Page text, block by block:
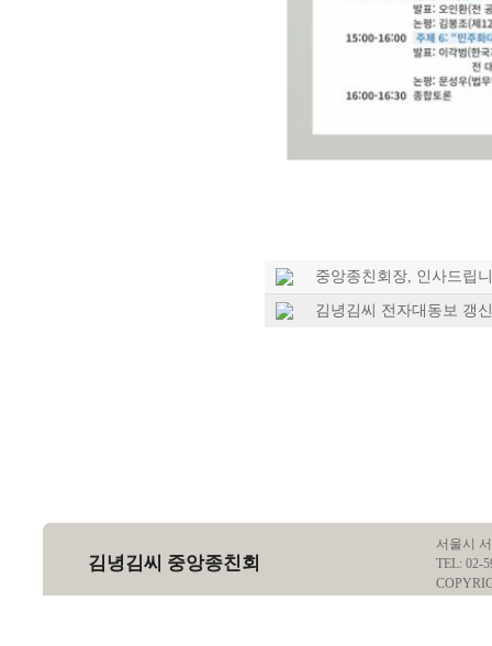
중앙종친회장, 인사드립
김녕김씨 전자대동보 갱
김녕김씨 중앙종친회
서울시
TEL: 02-